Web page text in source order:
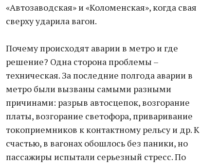
«Автозаводская» и «Коломенская», когда свая
сверху ударила вагон.
Почему происходят аварии в метро и где
решение? Одна сторона проблемы –
техническая. За последние полгода аварии в
метро были вызваны самыми разными
причинами: разрыв автосцепок, возгорание
платы, возгорание светофора, приваривание
токоприемников к контактному рельсу и др. К
счастью, в вагонах обошлось без паники, но
пассажиры испытали серьезный стресс. По